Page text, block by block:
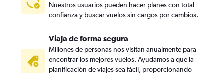
Nuestros usuarios pueden hacer planes con total
confianza y buscar vuelos sin cargos por cambios.
Viaja de forma segura
Millones de personas nos visitan anualmente para
encontrar los mejores vuelos. Ayudamos a que la
planificación de viajes sea fácil, proporcionando